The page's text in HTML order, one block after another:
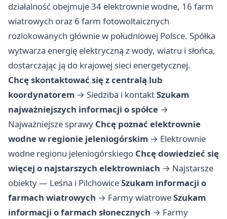
działalność obejmuje 34 elektrownie wodne, 16 farm
wiatrowych oraz 6 farm fotowoltaicznych
rozlokowanych głównie w południowej Polsce. Spółka
wytwarza energię elektryczną z wody, wiatru i słońca,
dostarczając ją do krajowej sieci energetycznej.
Chcę skontaktować się z centralą lub
koordynatorem → Siedziba i kontaktSzukam
najważniejszych informacji o spółce →
Najważniejsze sprawy Chcę poznać elektrownie
wodne w regionie jeleniogórskim → Elektrownie
wodne regionu jeleniogórskiego Chcę dowiedzieć się
więcej o najstarszych elektrowniach → Najstarsze
obiekty — Leśna i PilchowiceSzukam informacji o
farmach wiatrowych → Farmy wiatroweSzukam
informacji o farmach słonecznych → Farmy